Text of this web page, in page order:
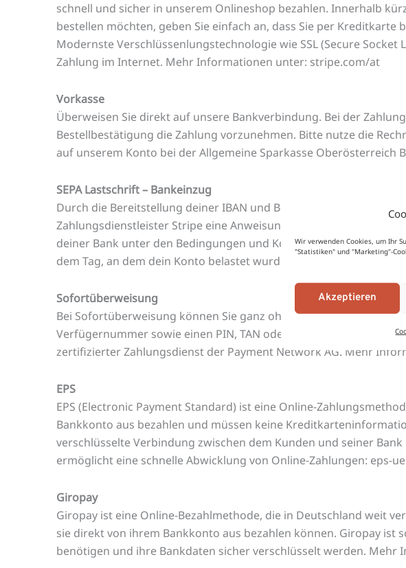
Wir verwenden Cookies, um Ihr
"Statistiken" und "Marketing"-
Akzeptieren
schnell und sicher in unserem Onlineshop bezahlen. Innerhalb
bestellen möchten, geben Sie einfach an, dass Sie per
Modernste Verschlüssenlungstechnologie wie SSL (Secure
Zahlung im Internet. Mehr Informationen unter: stripe.com/at
Vorkasse
Überweisen Sie direkt auf unsere Bankverbindung. Bei der
Bestellbestätigung die Zahlung vorzunehmen. Bitte nutze die
auf unserem Konto bei der Allgemeine Sparkasse Oberösterreich
SEPA Lastschrift – Bankeinzug
Durch die Bereitstellung deiner IBAN und Bestätigung dieser
Zahlungsdienstleister Stripe eine Anweisung an deine Bank zu
deiner Bank unter den Bedingungen und Konditionen deiner
dem Tag, an dem dein Konto belastet wurde, in Anspruch
Sofortüberweisung
Bei Sofortüberweisung können Sie ganz ohne Registrierung
Verfügernummer sowie einen PIN, TAN oder die Eingabe und
zertifizierter Zahlungsdienst der Payment Network AG. Mehr
EPS
EPS (Electronic Payment Standard) ist eine Online-
Bankkonto aus bezahlen und müssen keine
verschlüsselte Verbindung zwischen dem Kunden und seiner
ermöglicht eine schnelle Abwicklung von Online-Zahlungen: eps-
Giropay
Giropay ist eine Online-Bezahlmethode, die in Deutschland weit
sie direkt von ihrem Bankkonto aus bezahlen können. Giropay ist
benötigen und ihre Bankdaten sicher verschlüsselt werden. Mehr